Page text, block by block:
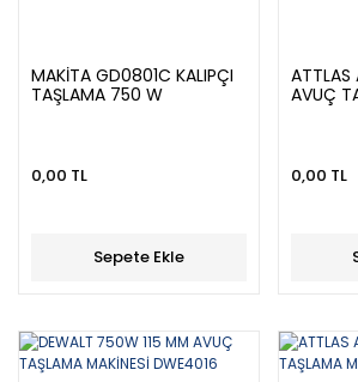
MAKİTA GD0801C KALIPÇI
TAŞLAMA 750 W
0,00 TL
Sepete Ekle
AVUÇ
0,00 TL